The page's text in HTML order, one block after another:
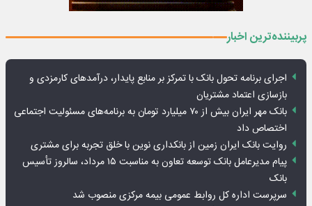
پربیننده‌ترین اخبار
اجرای برنامه تحول بانک با تمرکز بر منابع پایدار، درآمدهای کارمزدی و
بازسازی اعتماد مشتریان
بانک مهر ایران بیش از ۷۰ میلیارد تومان به برنامه‌های مسئولیت اجتماعی
اختصاص داد
روایت بانک ایران زمین از بانکداری نوین با خلق تجربه برای مشتری
پیام مدیرعامل بانک توسعه تعاون به مناسبت ۱۵ مرداد، سالروز تأسیس
بانک
سرپرست اداره کل روابط عمومی بیمه مرکزی منصوب شد